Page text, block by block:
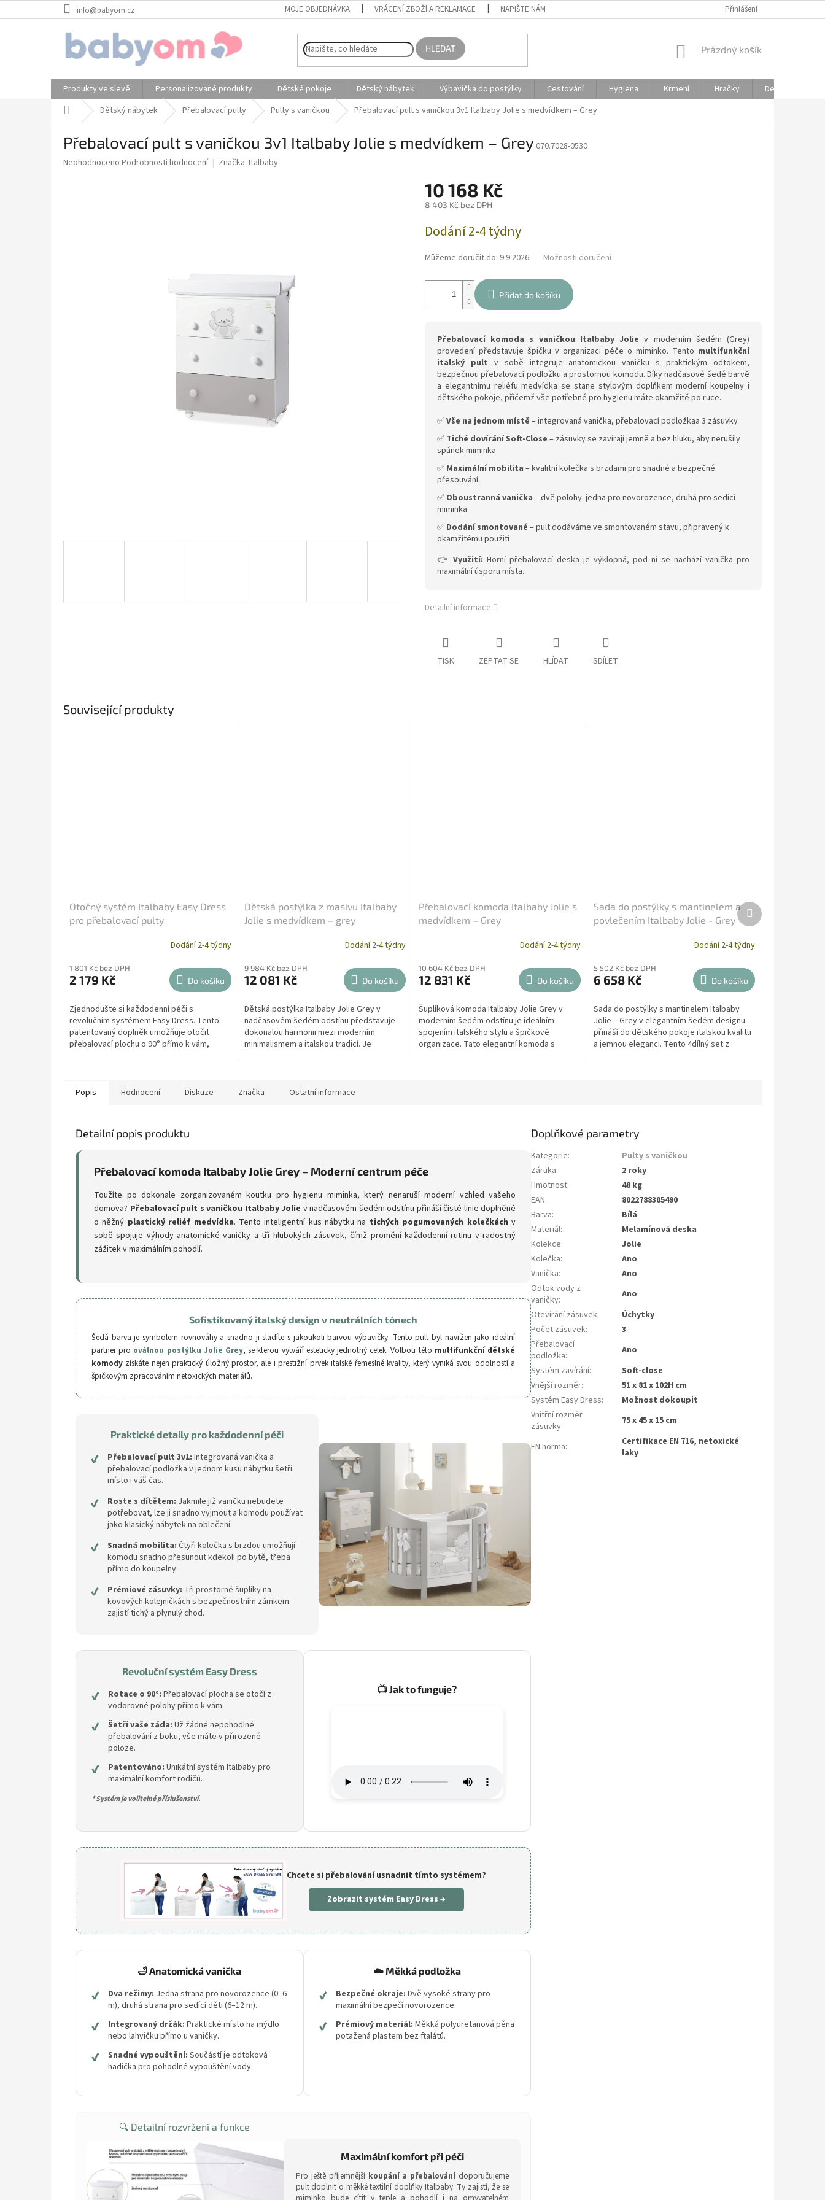
na
info@babyom.cz MOJE OBJEDNÁVKA VRÁCENÍ ZBOŽÍ A REKLAMACE NAPIŠTE NÁM MOŽNOSTI PLATBY
Přihlášení
HLEDAT
NÁKUPNÍ
Prázdný košík
Produkty ve slevě Personalizované produkty Dětské pokoje Dětský nábytek Výbavička do postýlky Cestování Hygiena Krmení Hračky
Dekorace
Domů Dětský nábytek Přebalovací pulty Pulty s vaničkou Přebalovací pult s vaničkou 3v1 Italbaby Jolie s medvídkem – Grey
Přebalovací pult s vaničkou 3v1 Italbaby Jolie s medvídkem – Grey 070.7028-0530
Průměrné
Neohodnoceno Podrobnosti hodnocení Značka: Italbaby
10 168 Kč
8 403 Kč bez DPH
cena:
Dodání 2-4 týdny
Můžeme doručit do: 9.9.2026 Možnosti doručení
Přidat do košíku
Přebalovací komoda s vaničkou Italbaby Jolie v moderním šedém (Grey)
provedení představuje špičku v organizaci péče o miminko. Tento multifunkční
italský pult v sobě integruje anatomickou vaničku s praktickým odtokem,
bezpečnou přebalovací podložku a prostornou komodu. Díky nadčasové šedé barvě
a elegantnímu reliéfu medvídka se stane stylovým doplňkem moderní koupelny i
dětského pokoje, přičemž vše potřebné pro hygienu máte okamžitě po ruce.
✅Vše na jednom místě – integrovaná vanička, přebalovací podložkaa 3 zásuvky
✅ Tiché dovírání Soft-Close – zásuvky se zavírají jemně a bez hluku, aby nerušily
spánek miminka
✅ Maximální mobilita – kvalitní kolečka s brzdami pro snadné a bezpečné
přesouvání
✅ Oboustranná vanička – dvě polohy: jedna pro novorozence, druhá pro sedící
miminka
✅ Dodání smontované – pult dodáváme ve smontovaném stavu, připravený k
okamžitému použití
👉 Využití: Horní přebalovací deska je výklopná, pod ní se nachází vanička pro
maximální úsporu místa.
Detailní informace
TISK ZEPTAT SE HLÍDAT SDÍLET
Související produkty
Otočný systém Italbaby Easy Dress
pro přebalovací pulty
Dodání 2-4 týdny
1 801 Kč bez DPH
2 179 Kč Do košíku
Zjednodušte si každodenní péči s
revolučním systémem Easy Dress. Tento
patentovaný doplněk umožňuje otočit
přebalovací plochu o 90° přímo k vám,
Dětská postýlka z masivu Italbaby
Jolie s medvídkem – grey
Dodání 2-4 týdny
9 984 Kč bez DPH
12 081 Kč Do košíku
Dětská postýlka Italbaby Jolie Grey v
nadčasovém šedém odstínu představuje
dokonalou harmonii mezi moderním
minimalismem a italskou tradicí. Je
Přebalovací komoda Italbaby Jolie s
medvídkem – Grey
Dodání 2-4 týdny
10 604 Kč bez DPH
12 831 Kč Do košíku
Šuplíková komoda Italbaby Jolie Grey v
moderním šedém odstínu je ideálním
spojením italského stylu a špičkové
organizace. Tato elegantní komoda s
Sada do postýlky s mantinelem a
povlečením Italbaby Jolie - Grey
Dodání 2-4 týdny
5 502 Kč bez DPH
6 658 Kč Do košíku
Sada do postýlky s mantinelem Italbaby
Jolie – Grey v elegantním šedém designu
přináší do dětského pokoje italskou kvalitu
a jemnou eleganci. Tento 4dílný set z
Další
produkt
Popis Hodnocení Diskuze Značka Ostatní informace
Detailní popis produktu
Přebalovací komoda Italbaby Jolie Grey – Moderní centrum péče
Toužíte po dokonale zorganizovaném koutku pro hygienu miminka, který nenaruší moderní vzhled vašeho
domova? Přebalovací pult s vaničkou Italbaby Jolie v nadčasovém šedém odstínu přináší čisté linie doplněné
o něžný plastický reliéf medvídka. Tento inteligentní kus nábytku na tichých pogumovaných kolečkách v
sobě spojuje výhody anatomické vaničky a tří hlubokých zásuvek, čímž promění každodenní rutinu v radostný
zážitek v maximálním pohodlí.
Sofistikovaný italský design v neutrálních tónech
Šedá barva je symbolem rovnováhy a snadno ji sladíte s jakoukoli barvou výbavičky. Tento pult byl navržen jako ideální
partner pro oválnou postýlku Jolie Grey, se kterou vytváří esteticky jednotný celek. Volbou této multifunkční dětské
komody získáte nejen praktický úložný prostor, ale i prestižní prvek italské řemeslné kvality, který vyniká svou odolností a
špičkovým zpracováním netoxických materiálů.
Praktické detaily pro každodenní péči
✔ Přebalovací pult 3v1: Integrovaná vanička a
přebalovací podložka v jednom kusu nábytku šetří
místo i váš čas.
✔ Roste s dítětem: Jakmile již vaničku nebudete
potřebovat, lze ji snadno vyjmout a komodu používat
jako klasický nábytek na oblečení.
✔ Snadná mobilita: Čtyři kolečka s brzdou umožňují
komodu snadno přesunout kdekoli po bytě, třeba
přímo do koupelny.
✔ Prémiové zásuvky: Tři prostorné šuplíky na
kovových kolejničkách s bezpečnostním zámkem
zajistí tichý a plynulý chod.
Revoluční systém Easy Dress
✔ Rotace o 90°: Přebalovací plocha se otočí z
vodorovné polohy přímo k vám.
✔ Šetří vaše záda: Už žádné nepohodlné
přebalování z boku, vše máte v přirozené
poloze.
✔ Patentováno: Unikátní systém Italbaby pro
maximální komfort rodičů.
* Systém je volitelné příslušenství.
📺 Jak to funguje?
Chcete si přebalování usnadnit tímto systémem?
Zobrazit systém Easy Dress →
🛁 Anatomická vanička
✔ Dva režimy: Jedna strana pro novorozence (0–6
m), druhá strana pro sedící děti (6–12 m).
✔ Integrovaný držák: Praktické místo na mýdlo
nebo lahvičku přímo u vaničky.
✔ Snadné vypouštění: Součástí je odtoková
hadička pro pohodlné vypouštění vody.
☁️ Měkká podložka
✔ Bezpečné okraje: Dvě vysoké strany pro
maximální bezpečí novorozence.
✔ Prémiový materiál: Měkká polyuretanová pěna
potažená plastem bez ftalátů.
🔍 Detailní rozvržení a funkce
Maximální komfort při péči
Pro ještě příjemnější koupání a přebalovánídoporučujeme
pult doplnit o měkké textilní doplňky Italbaby. Ty zajistí, že se
miminko bude cítit v teple a pohodlí i na omyvatelném
Doplňkové parametry
Kategorie:
Pulty s vaničkou
Záruka:
2 roky
Hmotnost:
48 kg
EAN:
8022788305490
Barva:
Bílá
Materiál:
Melamínová deska
Kolekce:
Jolie
Kolečka:
Ano
Vanička:
Ano
Odtok vody z
vaničky:
Ano
Otevírání zásuvek:
Úchytky
Počet zásuvek:
3
Přebalovací
podložka:
Ano
Systém zavírání:
Soft-close
Vnější rozměr:
51 x 81 x 102H cm
Systém Easy Dress:
Možnost dokoupit
Vnitřní rozměr
zásuvky: 75 x 45 x 15 cm
EN norma:
Certifikace EN 716, netoxické
laky